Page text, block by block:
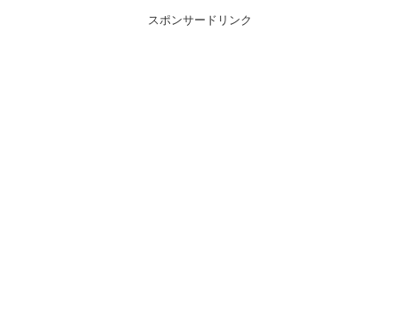
スポンサードリンク